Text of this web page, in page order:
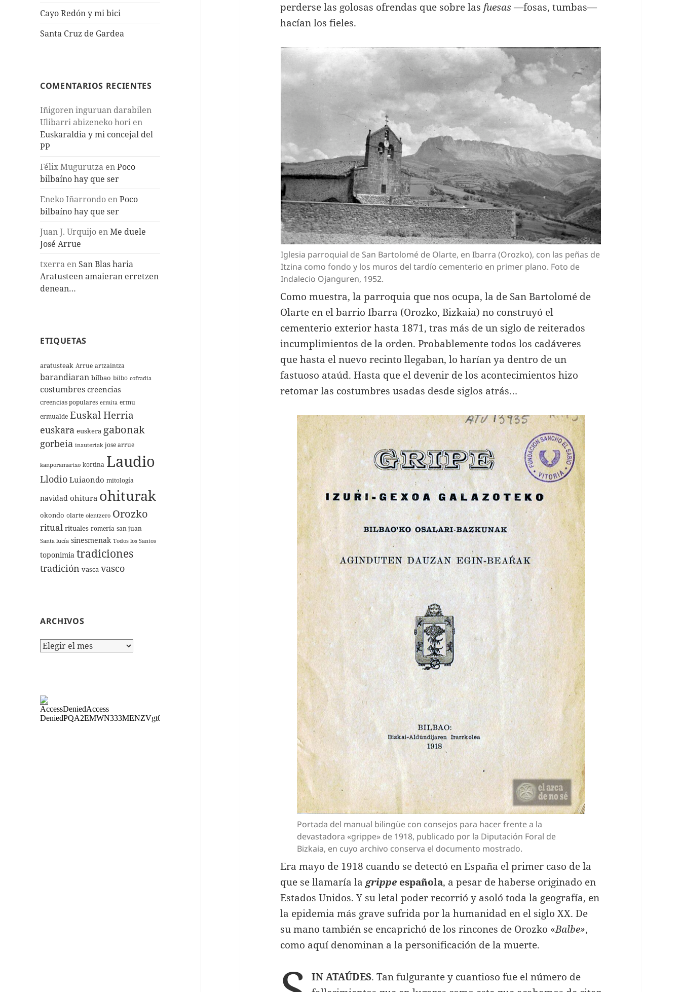
Cayo Redón y mi bici
Santa Cruz de Gardea
COMENTARIOS RECIENTES
Iñigoren inguruan darabilen
Ulibarri abizeneko hori en
Euskaraldia y mi concejal del
PP
Félix Mugurutza enPoco
bilbaíno hay que ser
Eneko Iñarrondo enPoco
bilbaíno hay que ser
Juan J. Urquijo enMe duele
José Arrue
txerra en San Blas haria
Aratusteen amaieran erretzen
denean…
ETIQUETAS
aratusteak Arrue artzaintza
barandiaran bilbao bilbo cofradia
costumbres creencias
creencias populares ermita ermu
ermualde Euskal Herria
euskara euskera gabonak
gorbeia inauteriak jose arrue
kanporamartxo kortina Laudio
Llodio Luiaondo mitología
navidad ohitura ohiturak
okondo olarte olentzero Orozko
ritual rituales romería san juan
Santa lucía sinesmenak Todos los Santos
toponimia tradiciones
tradición vasca vasco
ARCHIVOS
Archivos
perderse las golosas ofrendas que sobre las fuesas—fosas, tumbas—
hacían los fieles.
Iglesia parroquial de San Bartolomé de Olarte, en Ibarra (Orozko), con las peñas de
Itzina como fondo y los muros del tardío cementerio en primer plano. Foto de
Indalecio Ojanguren, 1952.
Como muestra, la parroquia que nos ocupa, la de San Bartolomé de
Olarte en el barrio Ibarra (Orozko, Bizkaia) no construyó el
cementerio exterior hasta 1871, tras más de un siglo de reiterados
incumplimientos de la orden. Probablemente todos los cadáveres
que hasta el nuevo recinto llegaban, lo harían ya dentro de un
fastuoso ataúd. Hasta que el devenir de los acontecimientos hizo
retomar las costumbres usadas desde siglos atrás…
Portada del manual bilingüe con consejos para hacer frente a la
devastadora «grippe» de 1918, publicado por la Diputación Foral de
Bizkaia, en cuyo archivo conserva el documento mostrado.
Era mayo de 1918 cuando se detectó en España el primer caso de la
que se llamaría la grippe española, a pesar de haberse originado en
Estados Unidos. Y su letal poder recorrió y asoló toda la geografía, en
la epidemia más grave sufrida por la humanidad en el siglo XX. De
su mano también se encaprichó de los rincones de Orozko «Balbe»,
como aquí denominan a la personificación de la muerte.
IN ATAÚDES. Tan fulgurante y cuantioso fue el número de